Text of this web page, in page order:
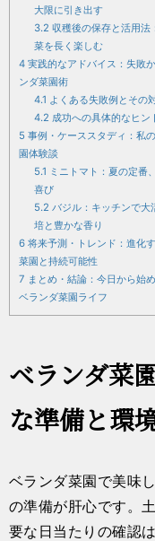
大限に引き出す
3.2 収穫後の保存と活用法
菜を長く楽しむ
4 実践的なアドバイス：失敗
ンダ菜園術
4.1 よくある失敗例とその
4.2 成功への具体的なヒン
5 事例・ケーススタディ：私
園体験談
5.1 ミニトマト：夏の定番
喜び
5.2 バジル：キッチンで大
培と豊かな香り
6 将来予測・トレンド：進化
菜園と持続可能性
7 まとめ・結論：今日から始
ベランダ菜園ライフ
ベランダ菜
な準備と環
ベランダ菜園で美味
の準備が肝心です。
要な日当たりの確認